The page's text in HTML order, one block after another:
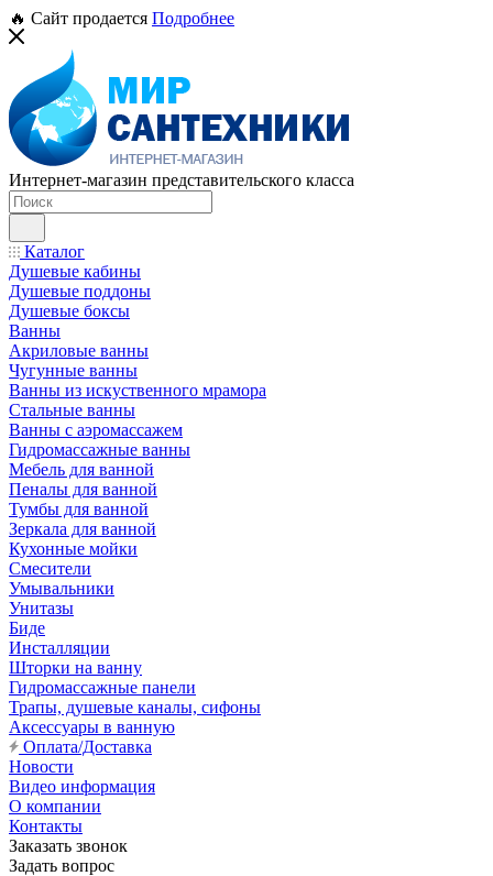
🔥 Сайт продается Подробнее
Интернет-магазин представительского класса
Каталог
Душевые кабины
Душевые поддоны
Душевые боксы
Ванны
Акриловые ванны
Чугунные ванны
Ванны из искуственного мрамора
Стальные ванны
Ванны с аэромассажем
Гидромассажные ванны
Мебель для ванной
Пеналы для ванной
Тумбы для ванной
Зеркала для ванной
Кухонные мойки
Смесители
Умывальники
Унитазы
Биде
Инсталляции
Шторки на ванну
Гидромассажные панели
Трапы, душевые каналы, сифоны
Аксессуары в ванную
Оплата/Доставка
Новости
Видео информация
О компании
Контакты
Заказать звонок
Задать вопрос